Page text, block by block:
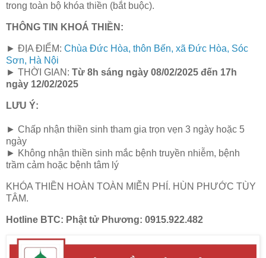
trong toàn bộ khóa thiền (bắt buộc).
THÔNG TIN KHOÁ THIỀN:
► ĐỊA ĐIỂM: Chùa Đức Hòa, thôn Bến, xã Đức Hòa, Sóc
Sơn, Hà Nội
► THỜI GIAN: Từ 8h sáng ngày 08/02/2025 đến 17h
ngày 12/02/2025
LƯU Ý:
► Chấp nhận thiền sinh tham gia trọn vẹn 3 ngày hoặc 5
ngày
► Không nhận thiền sinh mắc bệnh truyền nhiễm, bệnh
trầm cảm hoặc bệnh tâm lý
KHÓA THIỀN HOÀN TOÀN MIỄN PHÍ. HÙN PHƯỚC TÙY
TÂM.
Hotline BTC: Phật tử Phương: 0915.922.482